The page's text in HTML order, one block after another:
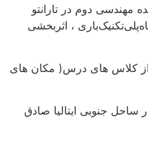
مهندسی دوم در تارانتو
، اثربخشی
هایی مجموع ظرفیت 244 نفر در دو طبقه است واستراحتبعد از کلاس های درس( مکان های
جنوبی ایتالیا صادق